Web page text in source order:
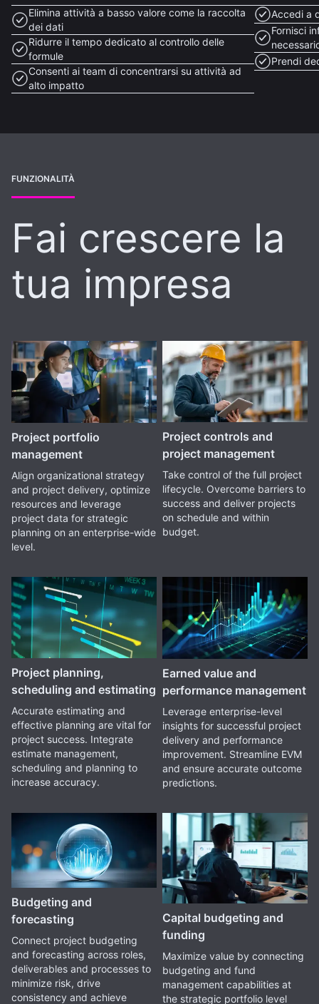
Elimina attività a basso valore come la raccolta
dei dati
Ridurre il tempo dedicato al controllo delle
formule
Consenti ai team di concentrarsi su attività ad
alto impatto
Accedi a
Fornisci
Prendi
FUNZIONALITÀ
Fai crescere la
tua impresa
Project portfolio
management
Align organizational strategy
and project delivery, optimize
resources and leverage
project data for strategic
planning on an enterprise-wide
level.
Project controls and
project management
Take control of the full project
lifecycle. Overcome barriers to
success and deliver projects
on schedule and within
budget.
Project planning,
scheduling and estimating
Accurate estimating and
effective planning are vital for
project success. Integrate
estimate management,
scheduling and planning to
increase accuracy.
Earned value and
performance management
Leverage enterprise-level
insights for successful project
delivery and performance
improvement. Streamline EVM
and ensure accurate outcome
predictions.
Budgeting and
forecasting
Connect project budgeting
and forecasting across roles,
deliverables and processes to
minimize risk, drive
consistency and achieve
Capital budgeting and
funding
Maximize value by connecting
budgeting and fund
management capabilities at
the strategic portfolio level